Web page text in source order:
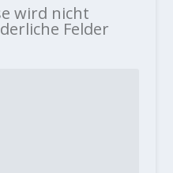
wird nicht
Felder